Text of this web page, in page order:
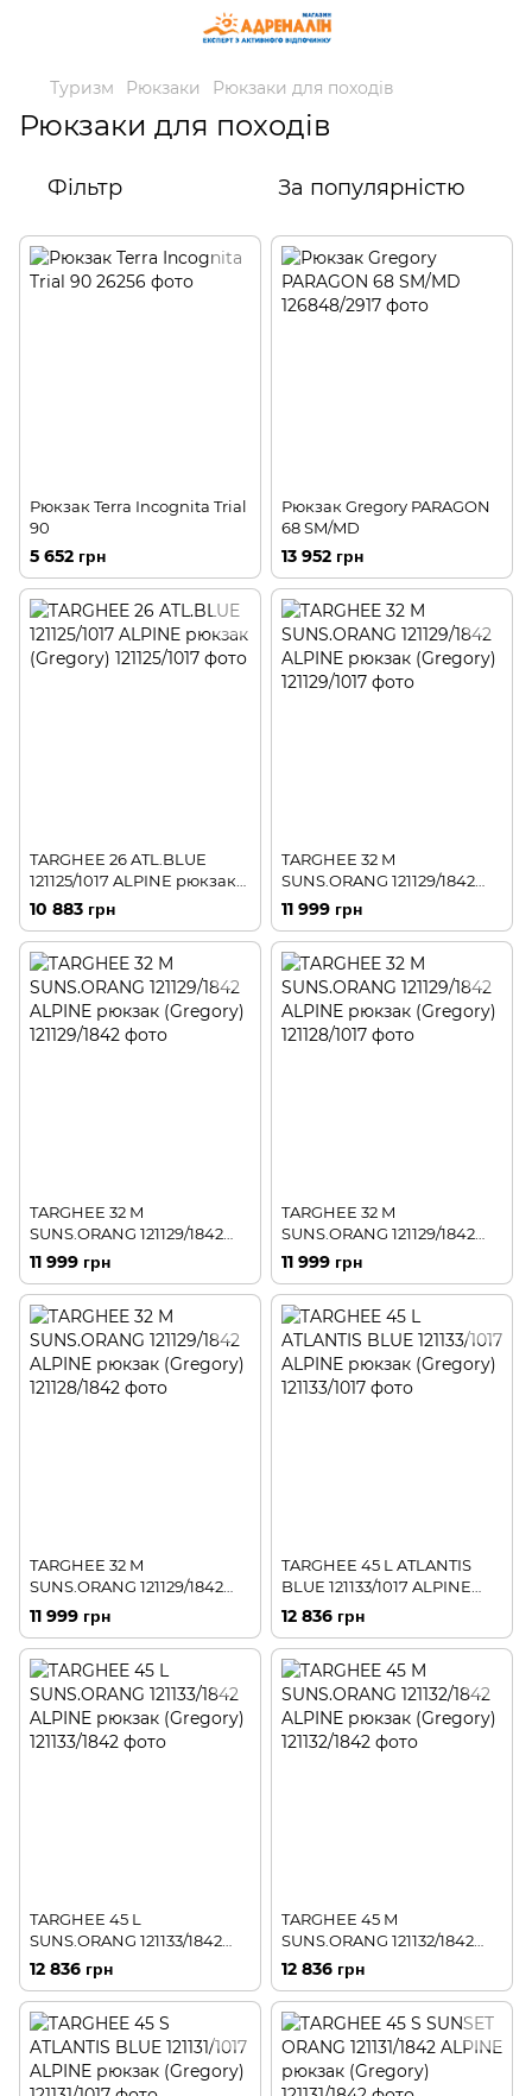
Туризм Рюкзаки Рюкзаки для походів
Рюкзаки для походів
Фільтр За популярністю
Рюкзак Terra Incognita Trial
90
5 652 грн
Рюкзак Gregory PARAGON
68 SM/MD
13 952 грн
TARGHEE 26 ATL.BLUE
121125/1017 ALPINE рюкзак
(Gregory)
10 883 грн
TARGHEE 32 M
SUNS.ORANG 121129/1842
ALPINE рюкзак (Gregory)
11 999 грн
TARGHEE 32 M
SUNS.ORANG 121129/1842
ALPINE рюкзак (Gregory)
11 999 грн
TARGHEE 32 M
SUNS.ORANG 121129/1842
ALPINE рюкзак (Gregory)
11 999 грн
TARGHEE 32 M
SUNS.ORANG 121129/1842
ALPINE рюкзак (Gregory)
11 999 грн
TARGHEE 45 L ATLANTIS
BLUE 121133/1017 ALPINE
рюкзак (Gregory)
12 836 грн
TARGHEE 45 L
SUNS.ORANG 121133/1842
ALPINE рюкзак (Gregory)
12 836 грн
TARGHEE 45 M
SUNS.ORANG 121132/1842
ALPINE рюкзак (Gregory)
12 836 грн